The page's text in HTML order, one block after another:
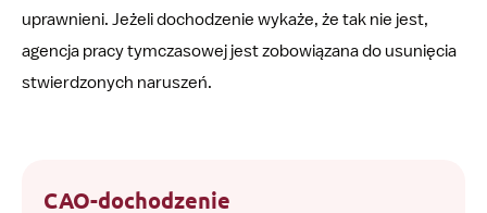
uprawnieni. Jeżeli dochodzenie wykaże, że tak nie jest,
agencja pracy tymczasowej jest zobowiązana do usunięcia
stwierdzonych naruszeń.
CAO-dochodzenie